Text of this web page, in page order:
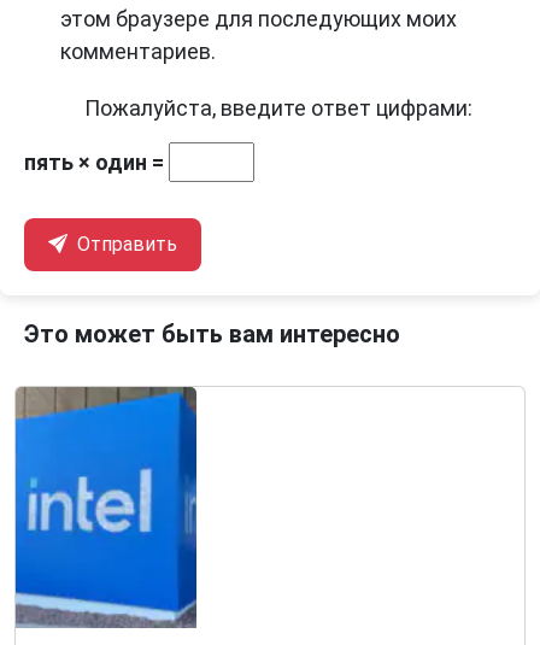
этом браузере для последующих моих
комментариев.
Пожалуйста, введите ответ цифрами:
пять × один =
Отправить
Это может быть вам интересно